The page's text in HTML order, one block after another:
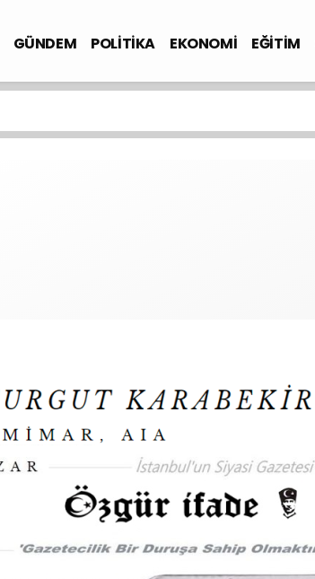
GÜNDEM POLİTİKA EKONOMİ EĞİTİM